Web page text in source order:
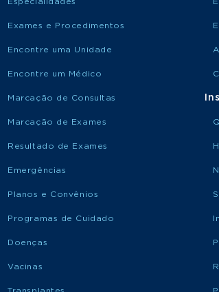
Exames e Procedimentos
Encontre uma Unidade
Encontre um Médico
Marcação de Consultas
Marcação de Exames
Resultado de Exames
Emergências
Planos e Convênios
Programas de Cuidado
Doenças
Vacinas